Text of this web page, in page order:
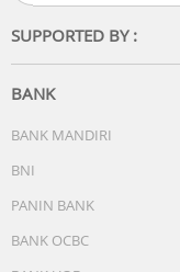
SUPPORTED BY :
BANK
BANK MANDIRI
BNI
PANIN BANK
BANK OCBC